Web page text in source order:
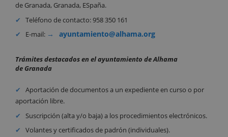
de Granada, Granada, ESpaña.
Teléfono de contacto: 958 350 161
E-mail:
ayuntamiento@alhama.org
Trámites destacados en el ayuntamiento de Alhama
de Granada
Aportación de documentos a un expediente en curso o por
aportación libre.
Suscripción (alta y/o baja) a los procedimientos electrónicos.
Volantes y certificados de padrón (individuales).